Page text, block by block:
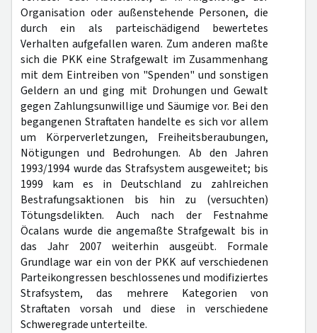
Organisation oder außenstehende Personen, die
durch ein als parteischädigend bewertetes
Verhalten aufgefallen waren. Zum anderen maßte
sich die PKK eine Strafgewalt im Zusammenhang
mit dem Eintreiben von "Spenden" und sonstigen
Geldern an und ging mit Drohungen und Gewalt
gegen Zahlungsunwillige und Säumige vor. Bei den
begangenen Straftaten handelte es sich vor allem
um Körperverletzungen, Freiheitsberaubungen,
Nötigungen und Bedrohungen. Ab den Jahren
1993/1994 wurde das Strafsystem ausgeweitet; bis
1999 kam es in Deutschland zu zahlreichen
Bestrafungsaktionen bis hin zu (versuchten)
Tötungsdelikten. Auch nach der Festnahme
Öcalans wurde die angemaßte Strafgewalt bis in
das Jahr 2007 weiterhin ausgeübt. Formale
Grundlage war ein von der PKK auf verschiedenen
Parteikongressen beschlossenes und modifiziertes
Strafsystem, das mehrere Kategorien von
Straftaten vorsah und diese in verschiedene
Schweregrade unterteilte.